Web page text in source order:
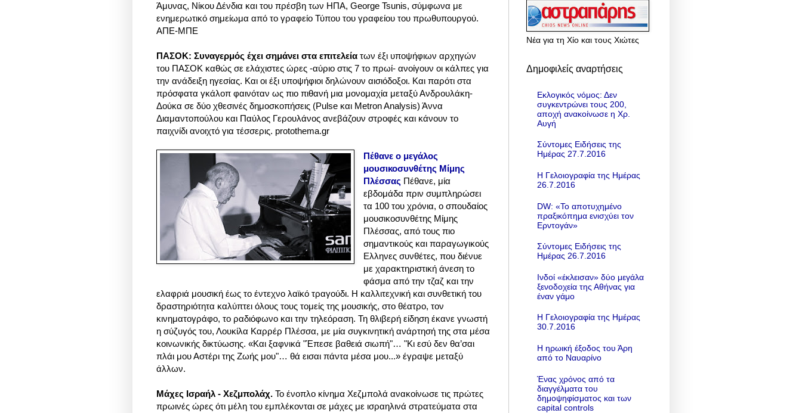
Άμυνας, Νίκου Δένδια και του πρέσβη των ΗΠΑ, George Tsunis, σύμφωνα με
ενημερωτικό σημείωμα από το γραφείο Τύπου του γραφείου του πρωθυπουργού.
ΑΠΕ-ΜΠΕ
ΠΑΣΟΚ: Συναγερμός έχει σημάνει στα επιτελεία των έξι υποψήφιων αρχηγών
του ΠΑΣΟΚ καθώς σε ελάχιστες ώρες -αύριο στις 7 το πρωί- ανοίγουν οι κάλπες για
την ανάδειξη ηγεσίας. Και οι έξι υποψήφιοι δηλώνουν αισιόδοξοι. Και παρότι στα
πρόσφατα γκάλοπ φαινόταν ως πιο πιθανή μια μονομαχία μεταξύ Ανδρουλάκη-
Δούκα σε δύο χθεσινές δημοσκοπήσεις (Pulse και Metron Analysis) Άννα
Διαμαντοπούλου και Παύλος Γερουλάνος ανεβάζουν στροφές και κάνουν το
παιχνίδι ανοιχτό για τέσσερις. protothema.gr
Πέθανε ο μεγάλος
μουσικοσυνθέτης Μίμης
Πλέσσας Πέθανε, μία
εβδομάδα πριν συμπληρώσει
τα 100 του χρόνια, ο σπουδαίος
μουσικοσυνθέτης Μίμης
Πλέσσας, από τους πιο
σημαντικούς και παραγωγικούς
Ελληνες συνθέτες, που διένυε
με χαρακτηριστική άνεση το
φάσμα από την τζαζ και την
ελαφριά μουσική έως το έντεχνο λαϊκό τραγούδι. Η καλλιτεχνική και συνθετική του
δραστηριότητα καλύπτει όλους τους τομείς της μουσικής, στο θέατρο, τον
κινηματογράφο, το ραδιόφωνο και την τηλεόραση. Τη θλιβερή είδηση έκανε γνωστή
η σύζυγός του, Λουκίλα Καρρέρ Πλέσσα, με μία συγκινητική ανάρτησή της στα μέσα
κοινωνικής δικτύωσης. «Και ξαφνικά "Έπεσε βαθειά σιωπή"… "Κι εσύ δεν θα’σαι
πλάι μου Αστέρι της Ζωής μου"… θά εισαι πάντα μέσα μου...» έγραψε μεταξύ
άλλων.
Μάχες Ισραήλ - Χεζμπολάχ. Το ένοπλο κίνημα Χεζμπολά ανακοίνωσε τις πρώτες
πρωινές ώρες ότι μέλη του εμπλέκονται σε μάχες με ισραηλινά στρατεύματα στα
Νέα για τη Χίο και τους Χιώτες
Δημοφιλείς αναρτήσεις
Εκλογικός νόμος: Δεν
συγκεντρώνει τους 200,
αποχή ανακοίνωσε η Χρ.
Αυγή
Σύντομες Ειδήσεις της
Ημέρας 27.7.2016
Η Γελοιογραφία της Ημέρας
26.7.2016
DW: «To αποτυχημένο
πραξικόπημα ενισχύει τον
Ερντογάν»
Σύντομες Ειδήσεις της
Ημέρας 26.7.2016
Ινδοί «έκλεισαν» δύο μεγάλα
ξενοδοχεία της Αθήνας για
έναν γάμο
Η Γελοιογραφία της Ημέρας
30.7.2016
Η ηρωική έξοδος του Άρη
από το Ναυαρίνο
Ένας χρόνος από τα
διαγγέλματα του
δημοψηφίσματος και των
capital controls